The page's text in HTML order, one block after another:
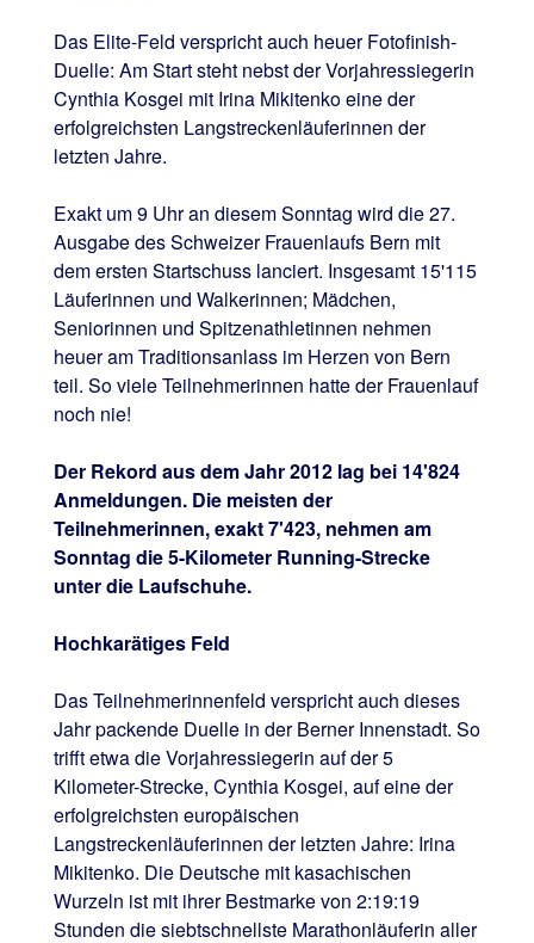
Das Elite-Feld verspricht auch heuer Fotofinish-
Duelle: Am Start steht nebst der Vorjahressiegerin
Cynthia Kosgei mit Irina Mikitenko eine der
erfolgreichsten Langstreckenläuferinnen der
letzten Jahre.
Exakt um 9 Uhr an diesem Sonntag wird die 27.
Ausgabe des Schweizer Frauenlaufs Bern mit
dem ersten Startschuss lanciert. Insgesamt 15'115
Läuferinnen und Walkerinnen; Mädchen,
Seniorinnen und Spitzenathletinnen nehmen
heuer am Traditionsanlass im Herzen von Bern
teil. So viele Teilnehmerinnen hatte der Frauenlauf
noch nie!
Der Rekord aus dem Jahr 2012 lag bei 14'824
Anmeldungen. Die meisten der
Teilnehmerinnen, exakt 7'423, nehmen am
Sonntag die 5-Kilometer Running-Strecke
unter die Laufschuhe.
Hochkarätiges Feld
Das Teilnehmerinnenfeld verspricht auch dieses
Jahr packende Duelle in der Berner Innenstadt. So
trifft etwa die Vorjahressiegerin auf der 5
Kilometer-Strecke, Cynthia Kosgei, auf eine der
erfolgreichsten europäischen
Langstreckenläuferinnen der letzten Jahre: Irina
Mikitenko. Die Deutsche mit kasachischen
Wurzeln ist mit ihrer Bestmarke von 2:19:19
Stunden die siebtschnellste Marathonläuferin aller